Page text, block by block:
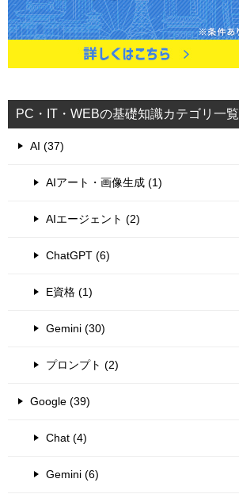
PC・IT・WEBの基礎知識カテゴリ一覧
AI (37)
AIアート・画像生成 (1)
AIエージェント (2)
ChatGPT (6)
E資格 (1)
Gemini (30)
プロンプト (2)
Google (39)
Chat (4)
Gemini (6)